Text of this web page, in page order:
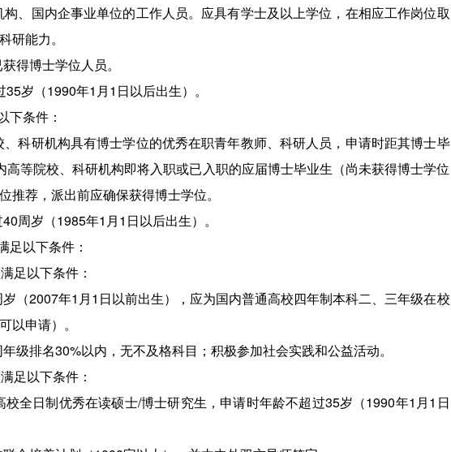
构、国内企事业单位的工作人员。应具有学士及以上学位，在相应工作岗位取
研能力。
得博士学位人员。
35岁（1990年1月1日以后出生）。
下条件：
、科研机构具有博士学位的优秀在职青年教师、科研人员，申请时距其博士毕
高等院校、科研机构即将入职或已入职的应届博士毕业生（尚未获得博士学位
推荐，派出前应确保获得博士学位。
周岁（1985年1月1日以后出生）。
足以下条件：
足以下条件：
岁（2007年1月1日以前出生），应为国内普通高校四年制本科二、三年级在校
以申请）。
年级排名30%以内，无不及格科目；积极参加社会实践和公益活动。
足以下条件：
校全日制优秀在读硕士/博士研究生，申请时年龄不超过35岁（1990年1月1日